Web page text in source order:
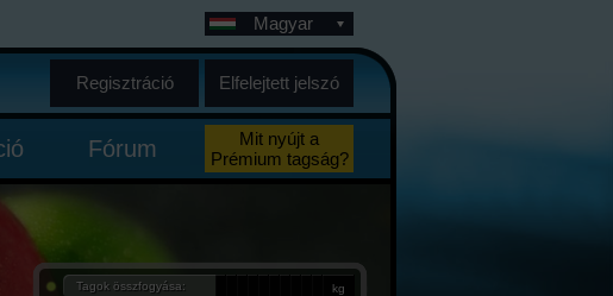
Magyar
Regisztráció Elfelejtett jelszó
Fórum
Mit nyújt a
Prémium tagság?
Tagok összfogyása: kg